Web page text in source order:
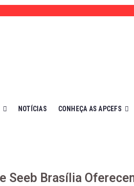
NOTÍCIAS CONHEÇA AS APCEFS
Seeb Brasília